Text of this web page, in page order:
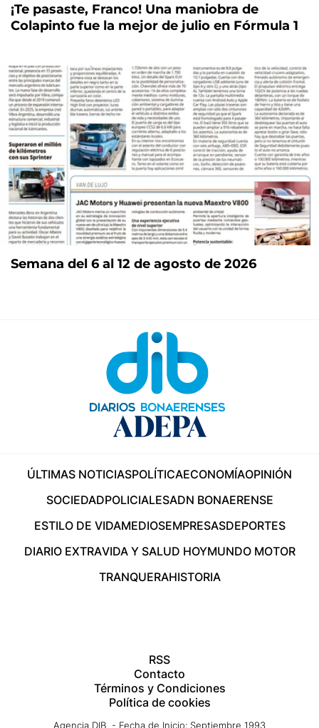
¡Te pasaste, Franco! Una maniobra de
Colapinto fue la mejor de julio en Fórmula 1
Semana del 6 al 12 de agosto de 2026
ÚLTIMAS NOTICIASPOLÍTICAECONOMÍAOPINIÓN
SOCIEDADPOLICIALESADN BONAERENSE
ESTILO DE VIDAMEDIOSEMPRESASDEPORTES
DIARIO EXTRAVIDA Y SALUD HOYMUNDO MOTOR
TRANQUERAHISTORIA
RSS
Contacto
Términos y Condiciones
Política de cookies
Agencia DIB - Fecha de Inicio: Septiembre 1993